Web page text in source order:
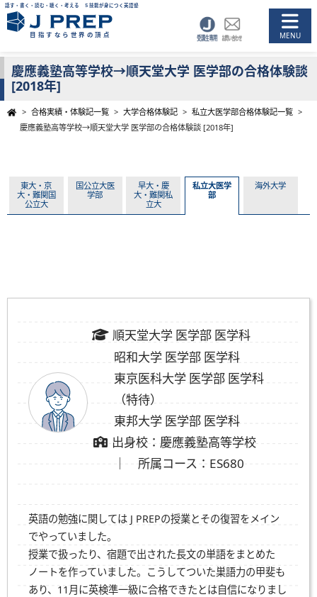
話す・書く・読む・聴く・考える ５技能が身につく英語塾
目指すなら世界の頂点
慶應義塾高等学校→順天堂大学 医学部の合格体験談
[2018年]
> 合格実績・体験記一覧 > 大学合格体験記 > 私立大医学部合格体験記一覧 >
慶應義塾高等学校→順天堂大学 医学部の合格体験談 [2018年]
東大・京
大・難関国
公立大
国公立大医
学部
早大・慶
大・難関私
立大
私立大医学
部
海外大学
順天堂大学 医学部 医学科
昭和大学 医学部 医学科
東京医科大学 医学部 医学科
（特待）
東邦大学 医学部 医学科
出身校：慶應義塾高等学校
｜ 所属コース：ES680
英語の勉強に関しては J PREPの授業とその復習をメイン
でやっていました。
授業で扱ったり、宿題で出された長文の単語をまとめた
ノートを作っていました。こうしてついた巣語力の甲斐も
あり、11月に英検準一級に合格できたとは自信になりまし